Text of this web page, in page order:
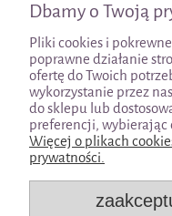
« 1 2
Dbamy o Twoją
Pliki cookies i
poprawne działanie
ofertę do Twoich
wykorzystanie przez
do sklepu lub
preferencji, wybierając
Więcej o plikach
prywatności.